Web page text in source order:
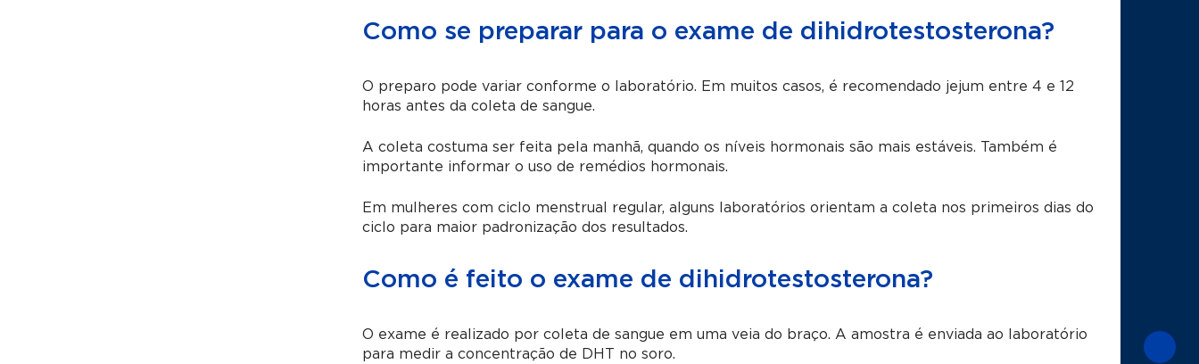
Como se preparar para o exame de dihidrotestosterona?
O preparo pode variar conforme o laboratório. Em muitos casos, é recomendado jejum entre 4 e 12
horas antes da coleta de sangue.
A coleta costuma ser feita pela manhã, quando os níveis hormonais são mais estáveis. Também é
importante informar o uso de remédios hormonais.
Em mulheres com ciclo menstrual regular, alguns laboratórios orientam a coleta nos primeiros dias do
ciclo para maior padronização dos resultados.
Como é feito o exame de dihidrotestosterona?
O exame é realizado por coleta de sangue em uma veia do braço. A amostra é enviada ao laboratório
para medir a concentração de DHT no soro.